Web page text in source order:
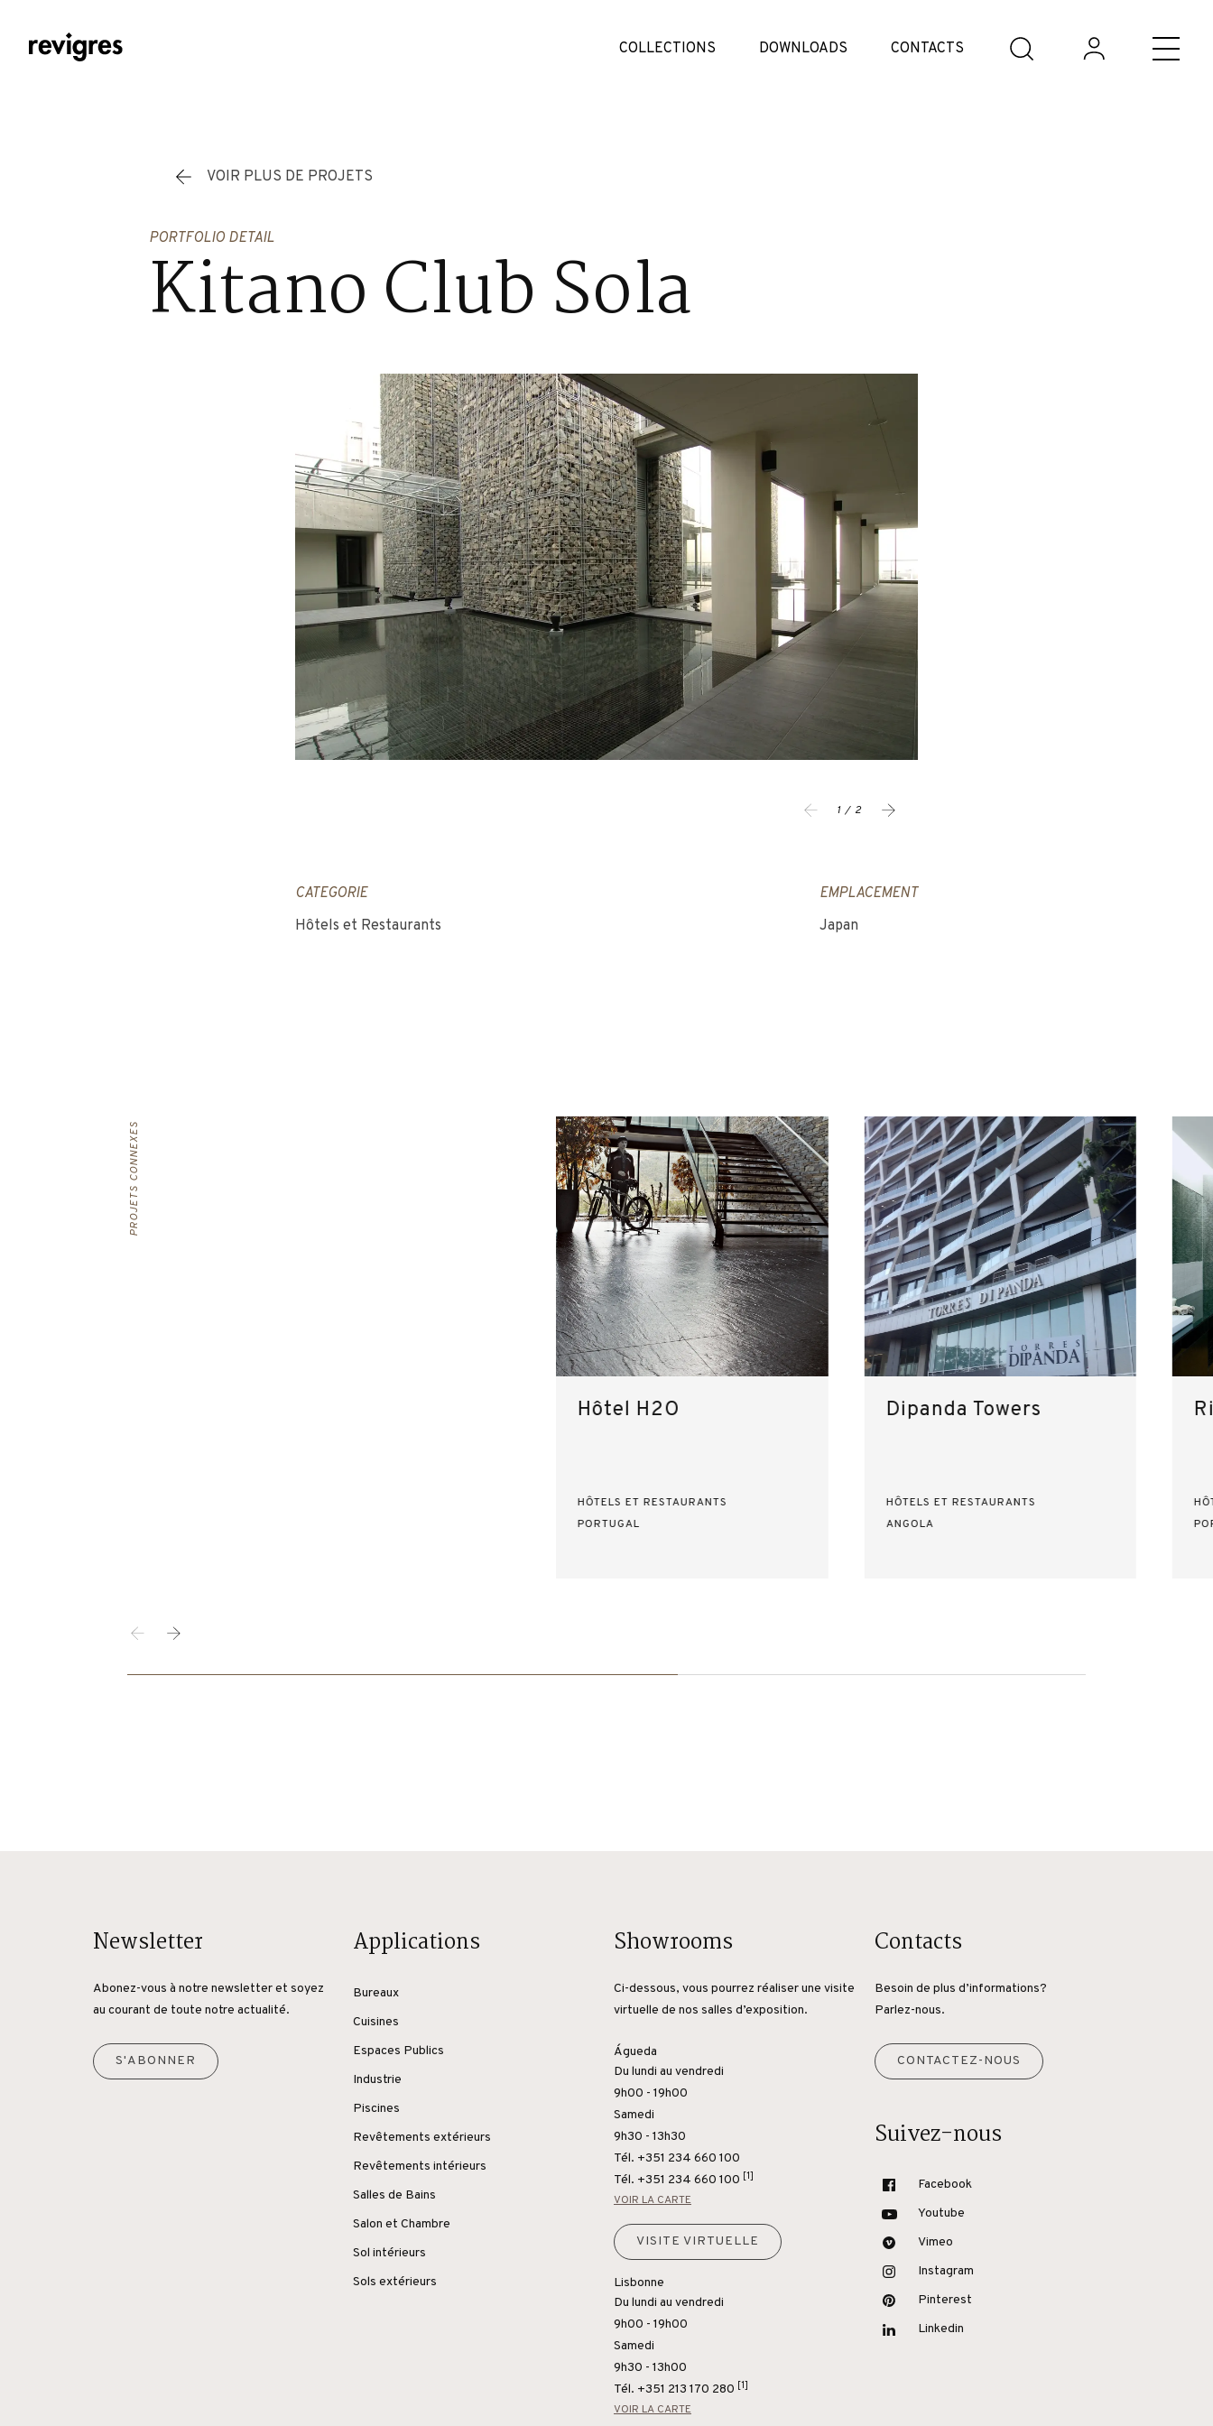
COLLECTIONS DOWNLOADS CONTACTS
VOIR PLUS DE PROJETS
PORTFOLIO DETAIL
Kitano Club Sola
1 / 2
CATEGORIE
Hôtels et Restaurants
EMPLACEMENT
Japan
PROJETS CONNEXES
Hôtel H2O
HÔTELS ET RESTAURANTS
PORTUGAL
Dipanda Towers
HÔTELS ET RESTAURANTS
ANGOLA
Newsletter
Abonez-vous à notre newsletter et soyez
au courant de toute notre actualité.
S'ABONNER
Applications
Bureaux
Cuisines
Espaces Publics
Industrie
Piscines
Revêtements extérieurs
Revêtements intérieurs
Salles de Bains
Salon et Chambre
Sol intérieurs
Sols extérieurs
Showrooms
Ci-dessous, vous pourrez réaliser une visite
virtuelle de nos salles d’exposition.
Águeda
Du lundi au vendredi
9h00 - 19h00
Samedi
9h30 - 13h30
Tél. +351 234 660 100
Tél. +351 234 660 100 [1]
VOIR LA CARTE
VISITE VIRTUELLE
Lisbonne
Du lundi au vendredi
9h00 - 19h00
Samedi
9h30 - 13h00
Tél. +351 213 170 280 [1]
VOIR LA CARTE
Contacts
Besoin de plus d’informations?
Parlez-nous.
CONTACTEZ-NOUS
Suivez-nous
Facebook
Youtube
Vimeo
Instagram
Pinterest
Linkedin